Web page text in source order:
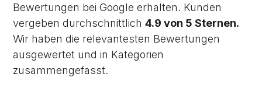
Bewertungen bei Google erhalten. Kunden
vergeben durchschnittlich4.9 von 5 Sternen.
Wir haben die relevantesten Bewertungen
ausgewertet und in Kategorien
zusammengefasst.